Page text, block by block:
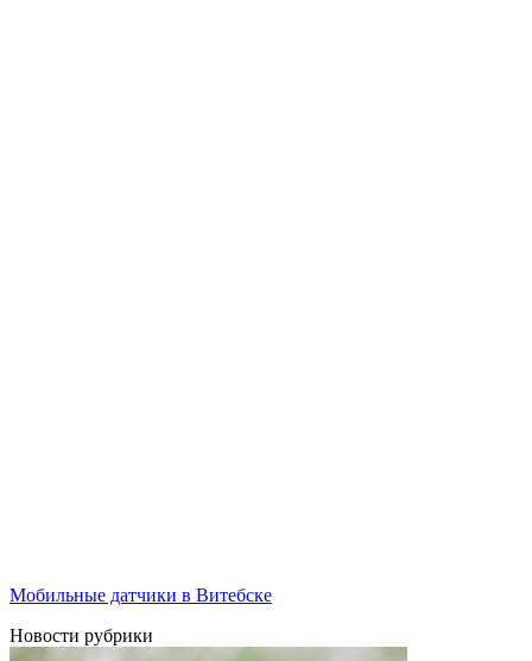
Мобильные датчики в Витебске
Новости рубрики